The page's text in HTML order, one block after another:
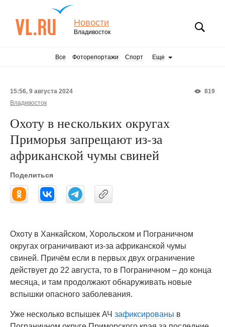
Новости
Владивосток
Все Фоторепортажи Спорт Еще
819
15:56, 9 августа 2024
Владивосток
Охоту в нескольких округах
Приморья запрещают из-за
африканской чумы свиней
Поделиться
Охоту в Ханкайском, Хорольском и Пограничном
округах ограничивают из-за африканской чумы
свиней. Причём если в первых двух ограничение
действует до 22 августа, то в Пограничном – до конца
месяца, и там продолжают обнаруживать новые
вспышки опасного заболевания.
Уже несколько вспышек АЧ зафиксированы в